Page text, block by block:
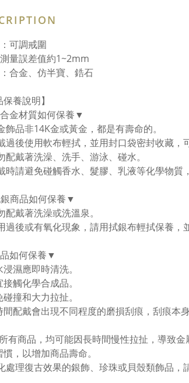
可調戒圍
量誤差值約1~2mm
合金、仿半寶、鋯石
保養說明】
金材質如何保養▼
品非14K金或黃金，都是有壽命的。
過後使用軟布輕拭，並用封口袋密封收藏，
戴著洗澡、洗手、游泳、碰水。
請避免碰觸香水、髮膠、乳液等化學物質
商品如何保養▼
戴著洗澡或洗溫泉。
後或有氧化現象，請用拭銀布輕拭保養，
如何保養▼
濕應即時清洗。
觸化學合成品。
撞和大力拉扯。
配戴會出現不同程度的磨損刮痕，刮痕本
有商品，均可能因長時間慢性拉扯，導致
，以增加商品壽命。
理復古效果的銀飾、珍珠或貝殼類飾品，